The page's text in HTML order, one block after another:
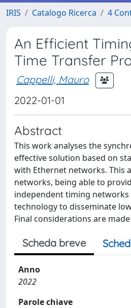
IRIS Catalogo Ricerca 4
An Efficient
Time Transfer
Cappelli, Mauro
2022-01-01
Abstract
This work analyses the
effective solution based on
with Ethernet networks. This
networks, being able to
independent timing networks
technology to disseminate
Final considerations are
Scheda breve
Anno
2022
Parole chiave